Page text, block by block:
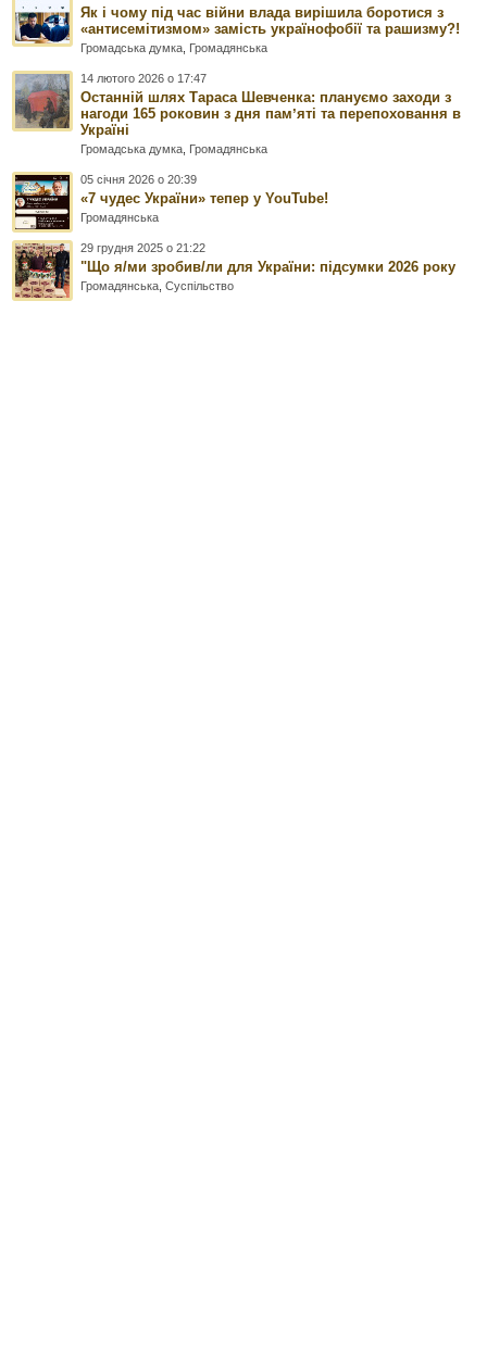
Як і чому під час війни влада вирішила боротися з
«антисемітизмом» замість українофобії та рашизму?!
Громадська думка Громадянська
14 лютого 2026 о 17:47
Останній шлях Тараса Шевченка: плануємо заходи з
нагоди 165 роковин з дня памʼяті та перепоховання в
Україні
Громадська думка Громадянська
05 січня 2026 о 20:39
«7 чудес України» тепер у YouTube!
Громадянська
29 грудня 2025 о 21:22
"Що я/ми зробив/ли для України: підсумки 2026 року
Громадянська ,Суспільство